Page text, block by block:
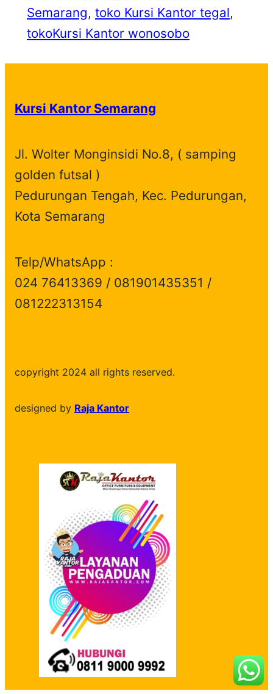
Semarang, toko Kursi Kantor tegal
tokoKursi Kantor wonosobo
Kursi Kantor Semarang
Jl. Wolter Monginsidi No.8, ( samping
golden futsal )
Pedurungan Tengah, Kec. Pedurungan,
Kota Semarang
Telp/WhatsApp :
024 76413369 / 081901435351 /
081222313154
copyright 2024 all rights reserved.
designed by Raja Kantor